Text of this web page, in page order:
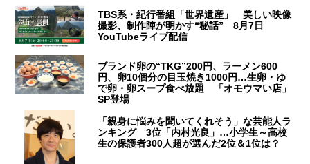
TBS系・紀行番組「世界遺産」 美しい映像
撮影、制作陣が明かす“秘話” 8月7日
YouTubeライブ配信
ブランド卵の“TKG”200円、ラーメン600
円、卵10個分の目玉焼き1000円…生卵・ゆ
で卵・卵スープ食べ放題 「オモウマい店」
SP登場
「親身に悩みを聞いてくれそう」な芸能人ラ
ンキング 3位「内村光良」…小学生～高校
生の保護者300人超が選んだ2位＆1位は？